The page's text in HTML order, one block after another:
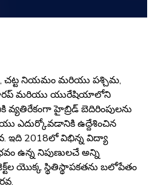
చట్ట నియమం మరియు పశ్చిమ,
మరియు యురేషియాలోని
హైబ్రిడ్ బెదిరింపులను
ఎదుర్కోవడానికి ఉద్దేశించిన
ఇది 2018లో విభిన్న విద్యా
ఉన్న నిపుణులచే అన్ని
యొక్క స్థితిస్థాపకతను బలోపేతం